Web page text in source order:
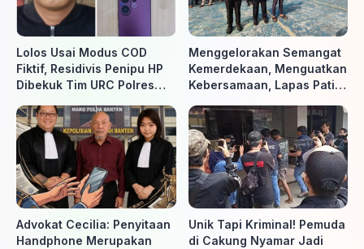
Lolos Usai Modus COD
Fiktif, Residivis Penipu HP
Dibekuk Tim URC Polres
Menggelorakan Semangat
Kemerdekaan, Menguatkan
Kebersamaan, Lapas Pati
ke-81 RI, Warga Binaan
Antusias Ikuti Berbagai
Perlombaan
Advokat Cecilia: Penyitaan
Handphone Merupakan
Unik Tapi Kriminal! Pemuda
di Cakung Nyamar Jadi